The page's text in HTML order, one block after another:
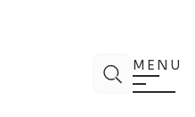
Chercher
MENU